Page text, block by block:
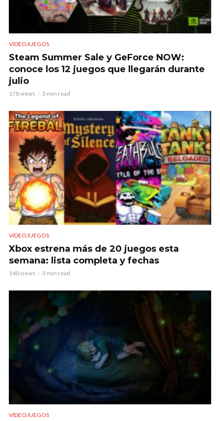
VIDEOJUEGOS
Steam Summer Sale y GeForce NOW:
conoce los 12 juegos que llegarán durante
julio
178 views 3 min read
VIDEOJUEGOS
Xbox estrena más de 20 juegos esta
semana: lista completa y fechas
140 views 3 min read
VIDEOJUEGOS